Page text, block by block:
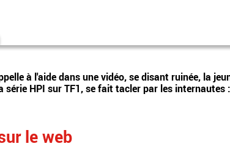
à l'aide dans une vidéo, se disant ruinée, la
série HPI sur TF1, se fait tacler par les internautes
le web